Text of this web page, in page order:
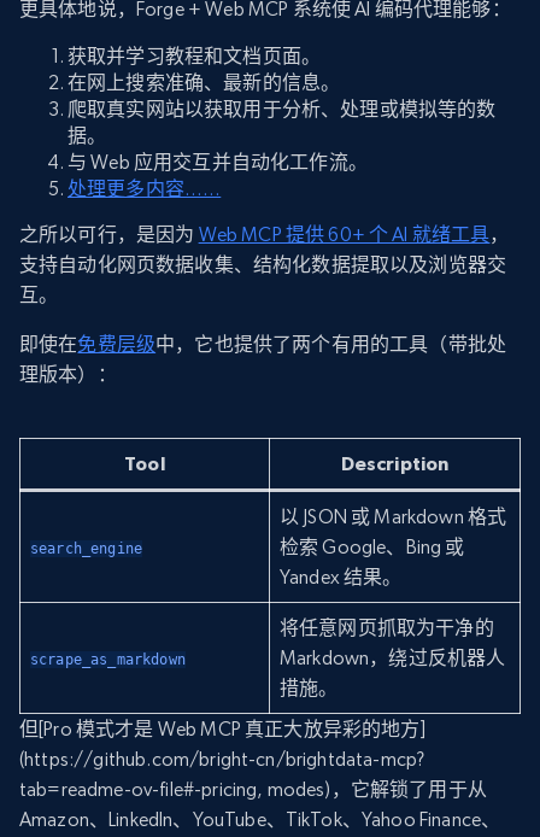
更具体地说，Forge + Web MCP 系统使 AI 编码代理能够：
获取并学习教程和文档页面。
在网上搜索准确、最新的信息。
爬取真实网站以获取用于分析、处理或模拟等的数
据。
与 Web 应用交互并自动化工作流。
处理更多内容……
之所以可行，是因为 Web MCP 提供 60+ 个 AI 就绪工具，
支持自动化网页数据收集、结构化数据提取以及浏览器交
互。
即使在免费层级中，它也提供了两个有用的工具（带批处
理版本）：
Tool Description
search_engine
以 JSON 或 Markdown 格式
检索 Google、Bing 或
Yandex 结果。
scrape_as_markdown
将任意网页抓取为干净的
Markdown，绕过反机器人
措施。
但[Pro 模式才是 Web MCP 真正大放异彩的地方]
(https://github.com/bright-cn/brightdata-mcp?
tab=readme-ov-file#-pricing, modes)，它解锁了用于从
Amazon、LinkedIn、YouTube、TikTok、Yahoo Finance、